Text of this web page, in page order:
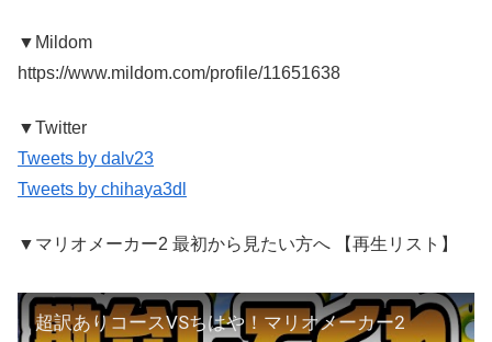
▼Mildom
https://www.mildom.com/profile/11651638
▼Twitter
Tweets by dalv23
Tweets by chihaya3dl
▼マリオメーカー2 最初から見たい方へ 【再生リスト】
超訳ありコースVSちはや！マリオメーカー2